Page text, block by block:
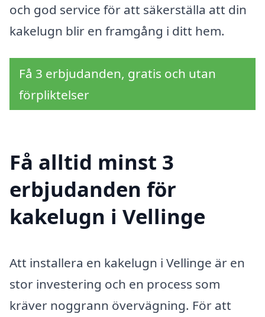
och god service för att säkerställa att din
kakelugn blir en framgång i ditt hem.
Få 3 erbjudanden, gratis och utan
förpliktelser
Få alltid minst 3
erbjudanden för
kakelugn i Vellinge
Att installera en kakelugn i Vellinge är en
stor investering och en process som
kräver noggrann övervägning. För att